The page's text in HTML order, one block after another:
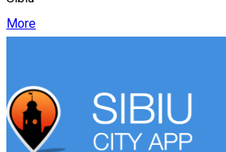
More